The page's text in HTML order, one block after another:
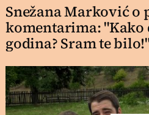
Snežana Marković o
komentarima: "Kako
godina? Sram te